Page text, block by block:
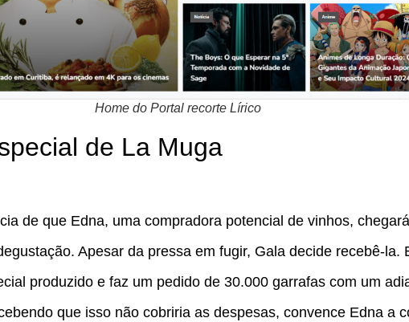
Home do Portal recorte Lírico
de La Muga
de que Edna, uma compradora potencial de vinhos,
Apesar da pressa em fugir, Gala decide recebê-la.
produzido e faz um pedido de 30.000 garrafas com um
que isso não cobriria as despesas, convence Edna a